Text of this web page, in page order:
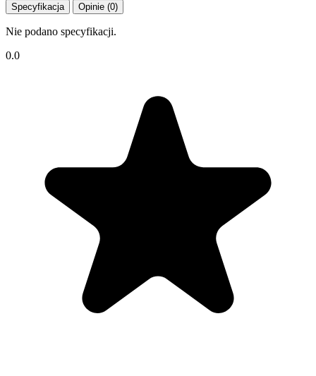
Specyfikacja Opinie (0)
Nie podano specyfikacji.
0.0